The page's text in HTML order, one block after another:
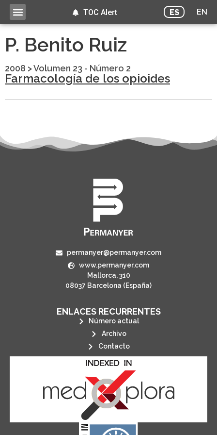
ES EN
TOC Alert
P. Benito Ruiz
2008 >Volumen 23 - Número 2
Farmacología de los opioides
permanyer@permanyer.com
www.permanyer.com
Mallorca, 310
08037 Barcelona (España)
ENLACES RECURRENTES
Número actual
Archivo
Contacto